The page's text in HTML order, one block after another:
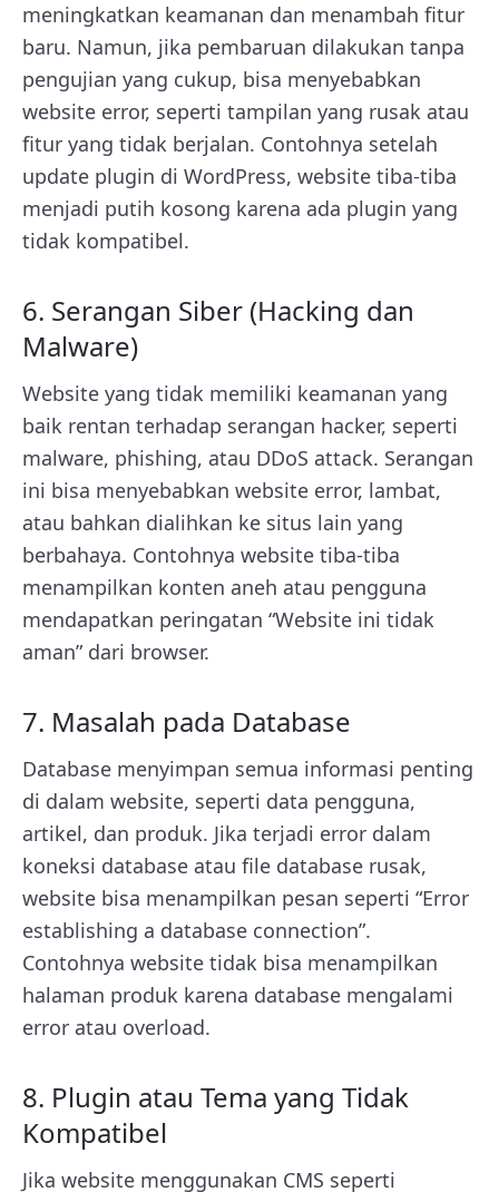
meningkatkan keamanan dan menambah fitur
baru. Namun, jika pembaruan dilakukan tanpa
pengujian yang cukup, bisa menyebabkan
website error, seperti tampilan yang rusak atau
fitur yang tidak berjalan. Contohnya setelah
update plugin di WordPress, website tiba-tiba
menjadi putih kosong karena ada plugin yang
tidak kompatibel.
6. Serangan Siber (Hacking dan
Malware)
Website yang tidak memiliki keamanan yang
baik rentan terhadap serangan hacker, seperti
malware, phishing, atau DDoS attack. Serangan
ini bisa menyebabkan website error, lambat,
atau bahkan dialihkan ke situs lain yang
berbahaya. Contohnya website tiba-tiba
menampilkan konten aneh atau pengguna
mendapatkan peringatan “Website ini tidak
aman” dari browser.
7. Masalah pada Database
Database menyimpan semua informasi penting
di dalam website, seperti data pengguna,
artikel, dan produk. Jika terjadi error dalam
koneksi database atau file database rusak,
website bisa menampilkan pesan seperti “Error
establishing a database connection”.
Contohnya website tidak bisa menampilkan
halaman produk karena database mengalami
error atau overload.
8. Plugin atau Tema yang Tidak
Kompatibel
Jika website menggunakan CMS seperti